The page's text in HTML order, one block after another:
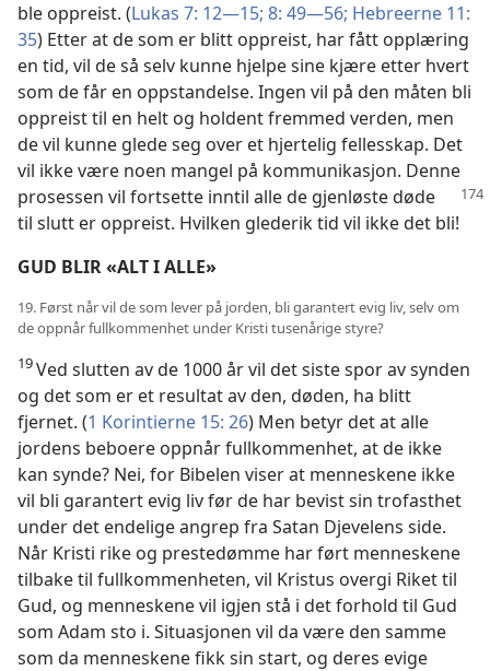
ble oppreist. (Lukas 7: 12—15; 8: 49—56; Hebreerne 11:
35) Etter at de som er blitt oppreist, har fått opplæring
en tid, vil de så selv kunne hjelpe sine kjære etter hvert
som de får en oppstandelse. Ingen vil på den måten bli
oppreist til en helt og holdent fremmed verden, men
de vil kunne glede seg over et hjertelig fellesskap. Det
vil ikke være noen mangel på kommunikasjon. Denne
prosessen vil fortsette inntil alle de gjenløstedøde
til slutt er oppreist. Hvilken glederik tid vil ikke det bli!
GUD BLIR «ALT I ALLE»
19. Først når vil de som lever på jorden, bli garantert evig liv, selv om
de oppnår fullkommenhet under Kristi tusenårige styre?
19Ved slutten av de 1000 år vil det siste spor av synden
og det som er et resultat av den, døden, ha blitt
fjernet. (1 Korintierne 15: 26) Men betyr det at alle
jordens beboere oppnår fullkommenhet, at de ikke
kan synde? Nei, for Bibelen viser at menneskene ikke
vil bli garantert evig liv før de har bevist sin trofasthet
under det endelige angrep fra Satan Djevelens side.
Når Kristi rike og prestedømme har ført menneskene
tilbake til fullkommenheten, vil Kristus overgi Riket til
Gud, og menneskene vil igjen stå i det forhold til Gud
som Adam sto i. Situasjonen vil da være den samme
som da menneskene fikk sin start, og deres evige